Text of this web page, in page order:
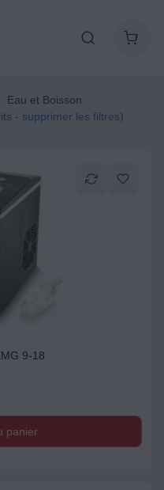
Eau et Boisson
- supprimer les filtres)
9-18
panier